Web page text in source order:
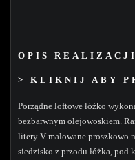
OPIS REALIZACJI
> KLIKNIJ ABY
Porządne loftowe łóżko
bezbarwnym olejowoskiem.
litery V malowane proszkowo
siedzisko z przodu łóżka, pod